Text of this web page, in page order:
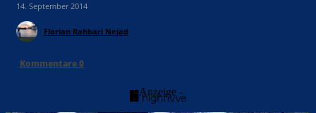
14. September 2014
Florian Rahbari Nejad
Kommentare0
- Anzeige -